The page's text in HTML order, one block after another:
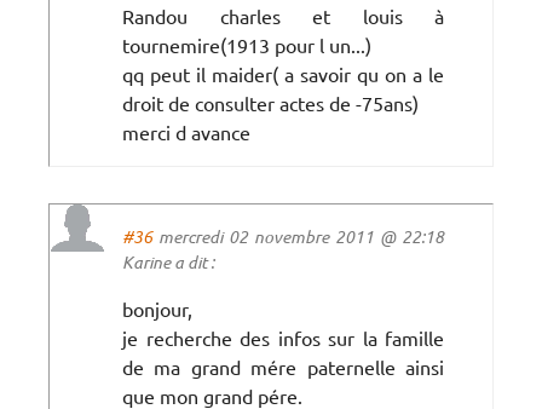
Randou charles et louis à
tournemire(1913 pour l un...)
qq peut il maider( a savoir qu on a le
droit de consulter actes de -75ans)
merci d avance
#36mercredi 02 novembre 2011 @ 22:18
Karine a dit :
bonjour,
je recherche des infos sur la famille
de ma grand mére paternelle ainsi
que mon grand pére.